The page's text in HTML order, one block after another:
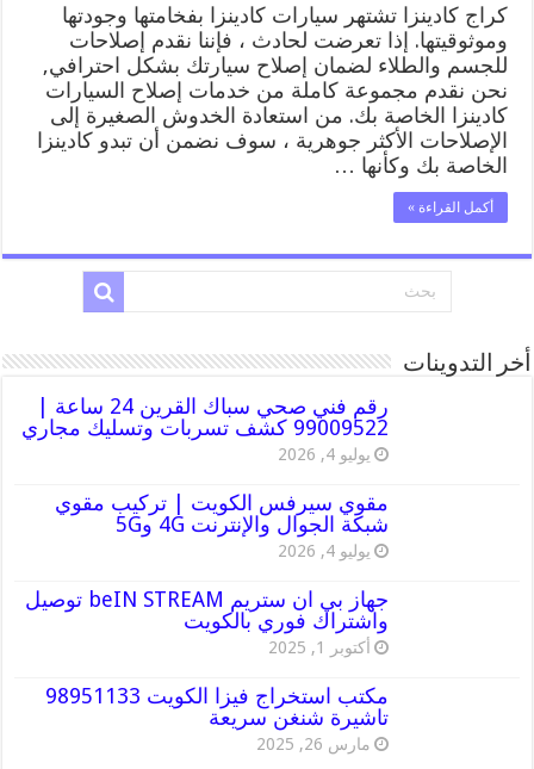
كراج كادينزا تشتهر سيارات كادينزا بفخامتها وجودتها
وموثوقيتها. إذا تعرضت لحادث ، فإننا نقدم إصلاحات
للجسم والطلاء لضمان إصلاح سيارتك بشكل احترافي,
نحن نقدم مجموعة كاملة من خدمات إصلاح السيارات
كادينزا الخاصة بك. من استعادة الخدوش الصغيرة إلى
الإصلاحات الأكثر جوهرية ، سوف نضمن أن تبدو كادينزا
الخاصة بك وكأنها …
أكمل القراءة »
أخر التدوينات
رقم فني صحي سباك القرين 24 ساعة |
99009522 كشف تسربات وتسليك مجاري
يوليو 4, 2026
مقوي سيرفس الكويت | تركيب مقوي
شبكة الجوال والإنترنت 4G و5G
يوليو 4, 2026
جهاز بي ان ستريم beIN STREAM توصيل
واشتراك فوري بالكويت
أكتوبر 1, 2025
مكتب استخراج فيزا الكويت 98951133
تاشيرة شنغن سريعة
مارس 26, 2025